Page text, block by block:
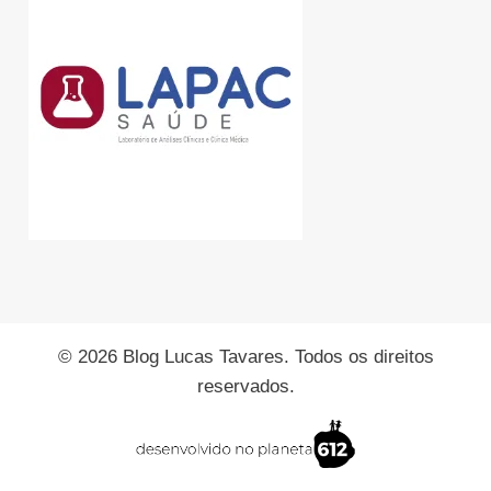
© 2026 Blog Lucas Tavares. Todos os direitos
reservados.